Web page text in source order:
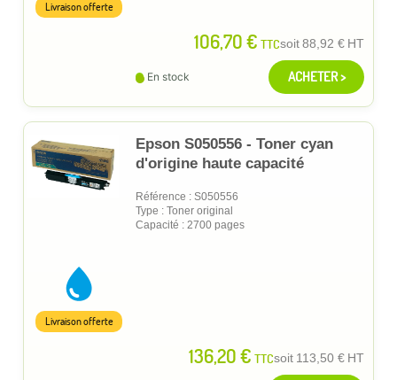
106,70 € TTCsoit88,92 € HT
Livraison offerte
En stock ACHETER >
Epson S050556 - Toner cyan
d'origine haute capacité
Référence : S050556
Type : Toner original
Capacité : 2700 pages
136,20 € TTCsoit 113,50 € HT
Livraison offerte